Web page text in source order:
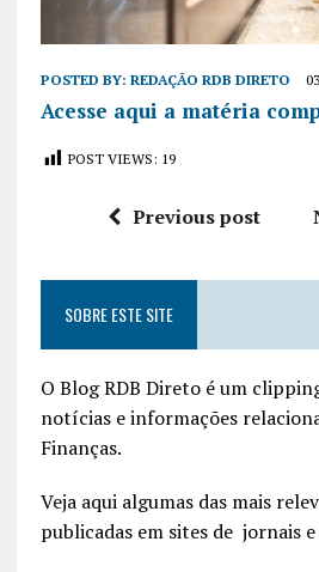
POSTED BY: REDAÇÃO RDB DIRETO
Acesse aqui a matéria
POST VIEWS: 19
Previous post
SOBRE ESTE SITE
O Blog RDB Direto é um
notícias e informações
Finanças.
Veja aqui algumas das mais
publicadas em sites de jornais